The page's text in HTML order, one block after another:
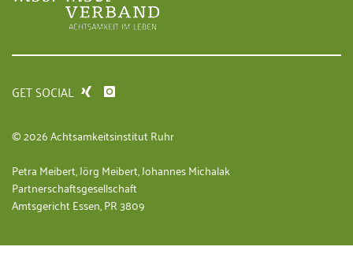
GET SOCIAL
© 2026 Achtsamkeitsinstitut Ruhr
Petra Meibert, Jörg Meibert, Johannes Michalak
Partnerschaftsgesellschaft
Amtsgericht Essen, PR 3809